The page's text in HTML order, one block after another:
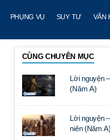
PHỤNG VỤ SUY TƯ VĂN
CÙNG CHUYÊN MỤC
Lời nguyện
(Năm A)
Lời nguyện
niên (Năm A)